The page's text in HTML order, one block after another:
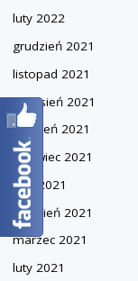
luty 2022
grudzień 2021
listopad 2021
wrzesień 2021
sierpień 2021
czerwiec 2021
maj 2021
kwiecień 2021
marzec 2021
luty 2021